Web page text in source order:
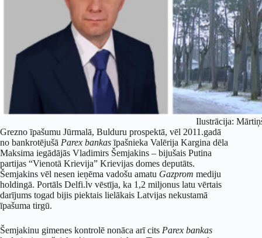
Ilustrācija:
Grezno īpašumu Jūrmalā, Bulduru prospektā, vēl 2011.gadā
no bankrotējušā Parex bankasīpašnieka Valērija Kargina dēla
Maksima iegādājās Vladimirs Šemjakins – bijušais Putina
partijas “Vienotā Krievija” Krievijas domes deputāts.
Šemjakins vēl nesen ieņēma vadošu amatu Gazprom mediju
holdingā. Portāls Delfi.lv vēstīja, ka 1,2 miljonus latu vērtais
darījums togad bijis piektais lielākais Latvijas nekustamā
īpašuma tirgū.
Šemjakinu gimenes kontrolē nonāca arī cits Parex bankas